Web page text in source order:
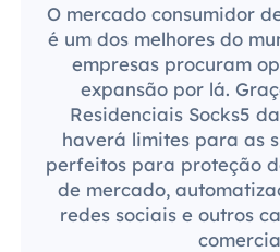
O mercado consumidor
é um dos melhores do
empresas procuram
expansão por lá.
Residenciais Socks5
haverá limites para as
perfeitos para proteção
de mercado,
redes sociais e outros